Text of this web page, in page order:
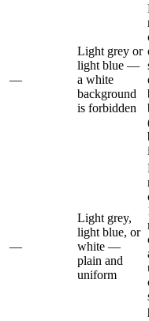
—
Light grey or
light blue —
a white
background
is forbidden
—
Light grey,
light blue, or
white —
plain and
uniform